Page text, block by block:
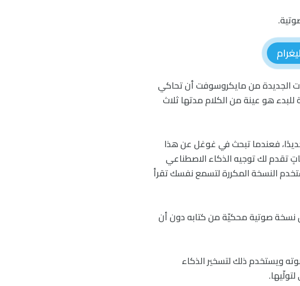
الجديدة من مايكروسوفت أن تحاكي
هو عينة من الكلام مدتها ثلاث
لا يعتبر جديدًا، فعندما تبحث في غوغل عن هذا
تقدم لك توجيه الذكاء الاصطناعي
النسخة المكررة لتسمع نفسك تقرأ
نسخة صوتية محكيّة من كتابه دون أن
ويستخدم ذلك لتسخير الذكاء